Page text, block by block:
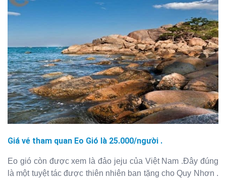
Giá vé tham quan Eo Gió là 25.000/người .
Eo gió còn được xem là đảo jeju của Việt Nam .Đây đúng
là một tuyệt tác được thiên nhiên ban tặng cho Quy Nhơn .